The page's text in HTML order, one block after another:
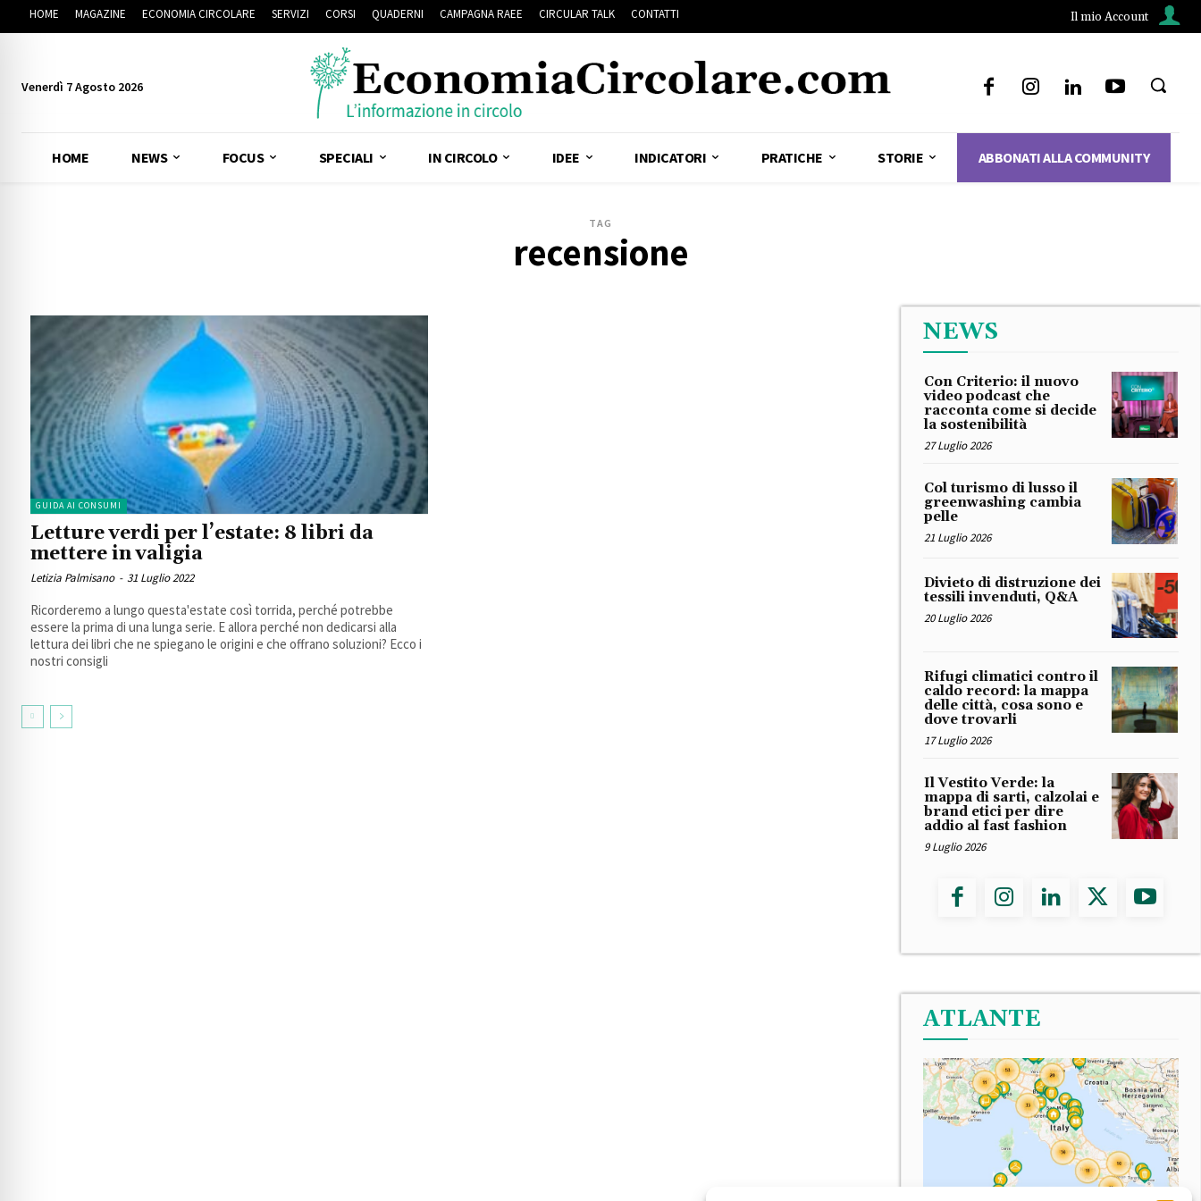
HOME MAGAZINE ECONOMIA CIRCOLARE SERVIZI CORSI QUADERNI CAMPAGNA RAEE CIRCULAR TALK CONTATTI Il mio Account
Venerdì 7 Agosto 2026
HOME NEWS FOCUS SPECIALI IN CIRCOLO IDEE INDICATORI PRATICHE STORIE ABBONATI ALLA COMMUNITY
TAG
recensione
GUIDA AI CONSUMI
Letture verdi per l’estate: 8 libri da
mettere in valigia
Letizia Palmisano - 31 Luglio 2022
Ricorderemo a lungo questa'estate così torrida, perché potrebbe
essere la prima di una lunga serie. E allora perché non dedicarsi alla
lettura dei libri che ne spiegano le origini e che offrano soluzioni? Ecco i
nostri consigli
NEWS
Con Criterio: il nuovo
video podcast che
racconta come si decide
la sostenibilità
27 Luglio 2026
Col turismo di lusso il
greenwashing cambia
pelle
21 Luglio 2026
Divieto di distruzione dei
tessili invenduti, Q&A
20 Luglio 2026
Rifugi climatici contro il
caldo record: la mappa
delle città, cosa sono e
dove trovarli
17 Luglio 2026
Il Vestito Verde: la
mappa di sarti, calzolai e
brand etici per dire
addio al fast fashion
9 Luglio 2026
ATLANTE